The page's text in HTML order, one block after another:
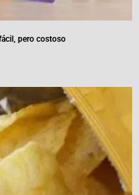
pero costoso